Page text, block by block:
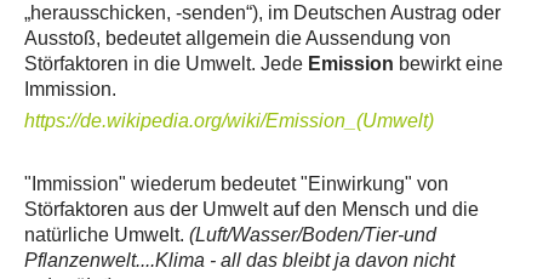
„herausschicken, -senden“), im Deutschen Austrag oder
Ausstoß, bedeutet allgemein die Aussendung von
Störfaktoren in die Umwelt. Jede Emission bewirkt eine
Immission.
https://de.wikipedia.org/wiki/Emission_(Umwelt)
"Immission" wiederum bedeutet "Einwirkung" von
Störfaktoren aus der Umwelt auf den Mensch und die
natürliche Umwelt. (Luft/Wasser/Boden/Tier-und
Pflanzenwelt....Klima - all das bleibt ja davon nicht